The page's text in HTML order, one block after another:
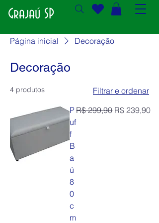
Grajaú SP
Página inicial Decoração
Decoração
4 produtos
Filtrar e ordenar
P
uf
f
B
a
ú
8
0
c
m
Preço normal
R$ 299,90 Preço
R$ 239,90